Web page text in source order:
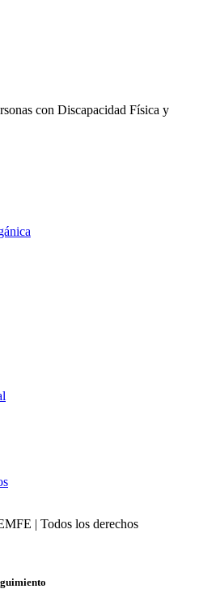
con Discapacidad Física y
| Todos los derechos